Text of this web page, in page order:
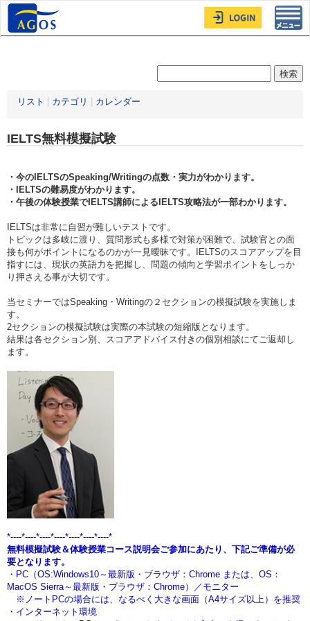
リスト カテゴリ カレンダー
IELTS無料模擬試験
・今のIELTSのSpeaking/Writingの点数・実力がわかります。
・IELTSの難易度がわかります。
・午後の体験授業でIELTS講師によるIELTS攻略法が一部わかります。
IELTSは非常に自習が難しいテストです。
トピックは多岐に渡り、質問形式も多様で対策が困難で、試験官との面
接も何がポイントになるのかが一見曖昧です。IELTSのスコアアップを目
指すには、現状の英語力を把握し、問題の傾向と学習ポイントをしっか
り押さえる事が大切です。
当セミナーではSpeaking・Writingの２セクションの模擬試験を実施しま
す。
2セクションの模擬試験は実際の本試験の短縮版となります。
結果は各セクション別、スコアアドバイス付きの個別相談にてご返却し
ます。
*----*----*----*----*----*----*----*
無料模擬試験＆体験授業コース説明会ご参加にあたり、下記ご準備が必
要となります。
・PC（OS:Windows10～最新版・ブラウザ：Chrome または、OS：
MacOS Sierra～最新版・ブラウザ：Chrome）／モニター
※ノートPCの場合には、なるべく大きな画面（A4サイズ以上）を推奨
・インターネット環境